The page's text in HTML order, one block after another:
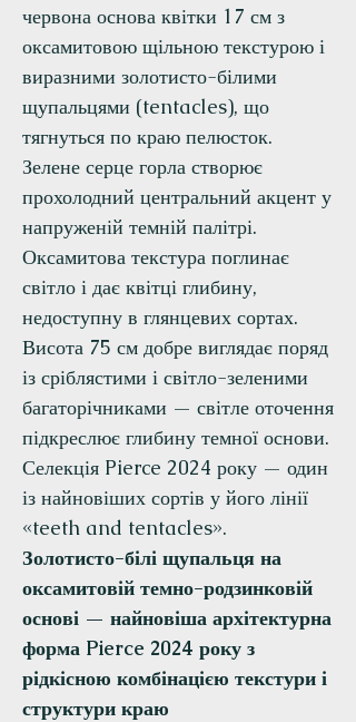
червона основа квітки 17 см з
оксамитовою щільною текстурою і
виразними золотисто-білими
щупальцями (tentacles), що
тягнуться по краю пелюсток.
Зелене серце горла створює
прохолодний центральний акцент у
напруженій темній палітрі.
Оксамитова текстура поглинає
світло і дає квітці глибину,
недоступну в глянцевих сортах.
Висота 75 см добре виглядає поряд
із сріблястими і світло-зеленими
багаторічниками — світле оточення
підкреслює глибину темної основи.
Селекція Pierce 2024 року — один
із найновіших сортів у його лінії
«teeth and tentacles».
Золотисто-білі щупальця на
оксамитовій темно-родзинковій
основі — найновіша архітектурна
форма Pierce 2024 року з
рідкісною комбінацією текстури і
структури краю